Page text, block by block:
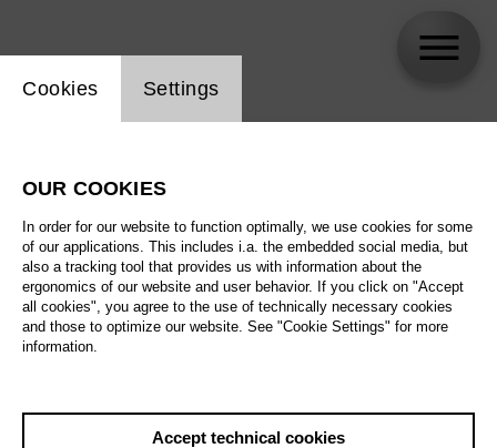
All artistic fields
All locations
All features
Website cookie setting
Cookies Settings
OUR COOKIES
In order for our website to function optimally, we use cookies for some
of our applications. This includes i.a. the embedded social media, but
also a tracking tool that provides us with information about the
ergonomics of our website and user behavior. If you click on "Accept
all cookies", you agree to the use of technically necessary cookies
and those to optimize our website. See "Cookie Settings" for more
information.
Accept technical cookies